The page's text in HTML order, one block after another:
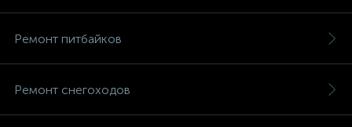
Ремонт питбайков
Ремонт снегоходов